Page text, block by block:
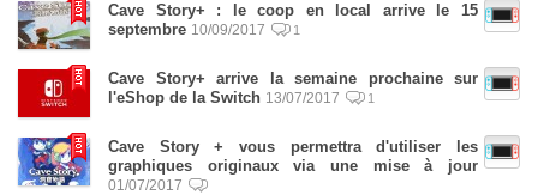
Cave Story+ : le coop en local arrive le 15
septembre 10/09/2017 1
Cave Story+ arrive la semaine prochaine sur
l'eShop de la Switch 13/07/2017 1
Cave Story + vous permettra d'utiliser les
graphiques originaux via une mise à jour
01/07/2017